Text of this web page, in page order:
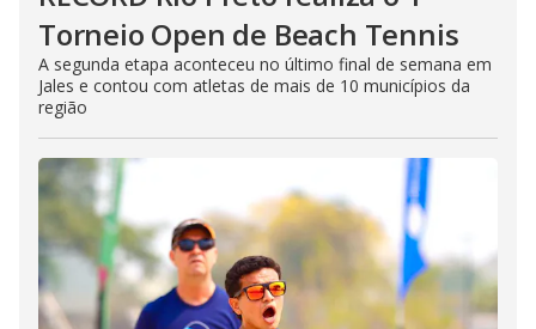
Torneio Open de Beach Tennis
A segunda etapa aconteceu no último final de semana em
Jales e contou com atletas de mais de 10 municípios da
região